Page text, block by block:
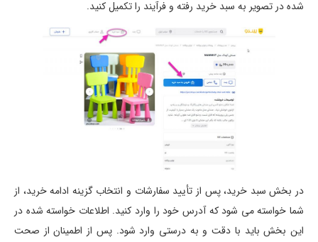
شده در تصویر به سبد خرید رفته و فرآیند را تکمیل کنید.
در بخش سبد خرید، پس از تأیید سفارشات و انتخاب گزینه ادامه خرید، از
شما خواسته می شود که آدرس خود را وارد کنید. اطلاعات خواسته شده در
این بخش باید با دقت و به درستی وارد شود. پس از اطمینان از صحت